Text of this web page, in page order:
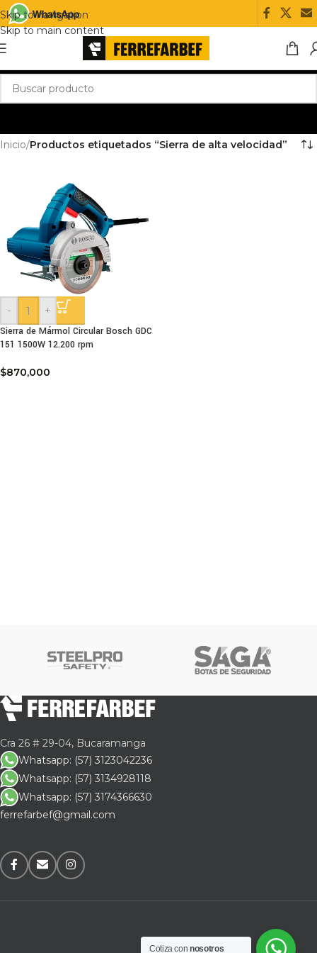
Skip to navigation
Skip to main content
Inicio/Productos etiquetados “Sierra de alta velocidad”
-
+
Sierra de Mármol Circular Bosch GDC
151 1500W 12.200 rpm
$870,000
Cra 26 # 29-04, Bucaramanga
Whatsapp: (57) 3123042236
Whatsapp: (57) 3134928118
Whatsapp: (57) 3174366630
ferrefarbef@gmail.com
Cotiza connosotros